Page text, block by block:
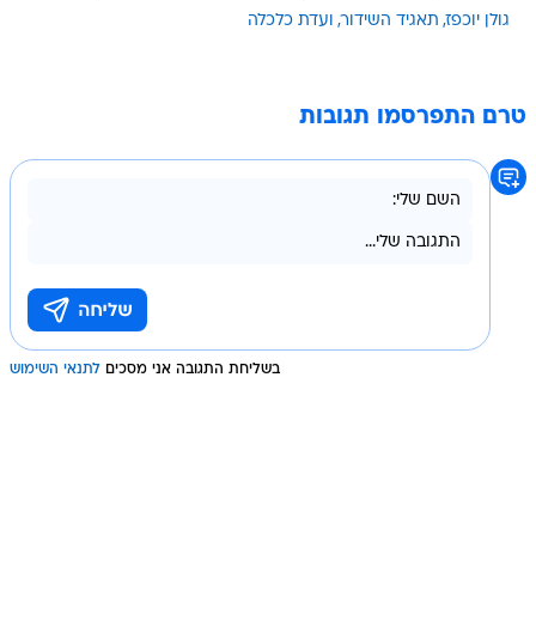
גולן יוכפז תאגיד השידור ועדת כלכלה
טרם התפרסמו תגובות
בשליחת התגובה אני מסכים לתנאי השימוש